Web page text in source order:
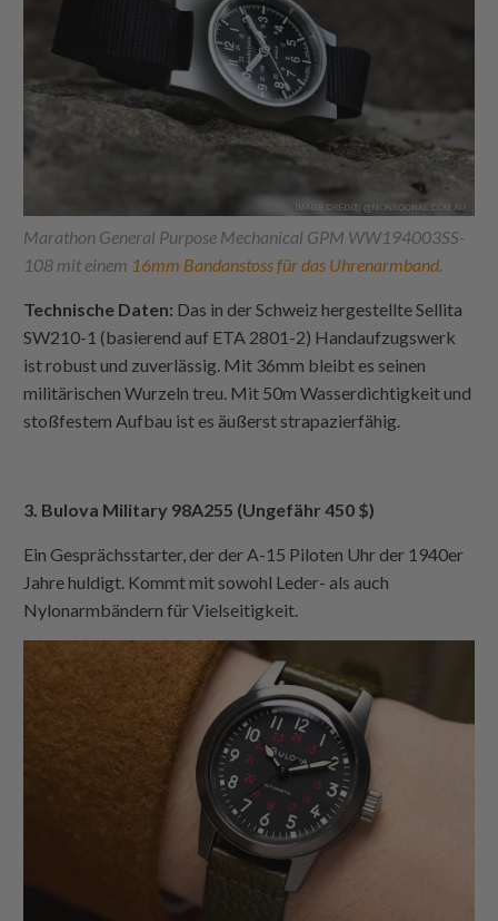
Marathon General Purpose Mechanical GPM WW194003SS-
108 mit einem 16mm Bandanstoss für das Uhrenarmband.
Technische Daten: Das in der Schweiz hergestellte Sellita
SW210-1 (basierend auf ETA 2801-2) Handaufzugswerk
ist robust und zuverlässig. Mit 36mm bleibt es seinen
militärischen Wurzeln treu. Mit 50m Wasserdichtigkeit und
stoßfestem Aufbau ist es äußerst strapazierfähig.
3. Bulova Military 98A255 (Ungefähr 450 $)
Ein Gesprächsstarter, der der A-15 Piloten Uhr der 1940er
Jahre huldigt. Kommt mit sowohl Leder- als auch
Nylonarmbändern für Vielseitigkeit.